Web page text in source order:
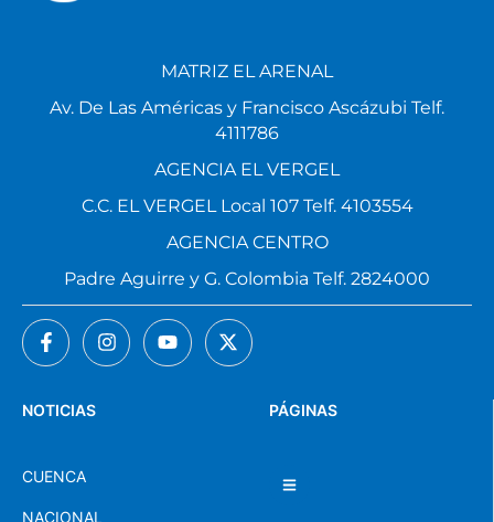
PÁGINAS
NOTICIAS
CUENCA
NACIONAL
MATRIZ EL ARENAL
Av. De Las Américas y Francisco Ascázubi Telf.
4111786
AGENCIA EL VERGEL
C.C. EL VERGEL Local 107 Telf. 4103554
AGENCIA CENTRO
Padre Aguirre y G. Colombia Telf. 2824000